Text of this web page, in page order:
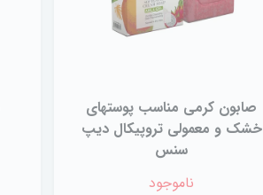
صابون کرمی مناسب پوستهای
خشک و معمولی تروپیکال دیپ
سنس
ناموجود